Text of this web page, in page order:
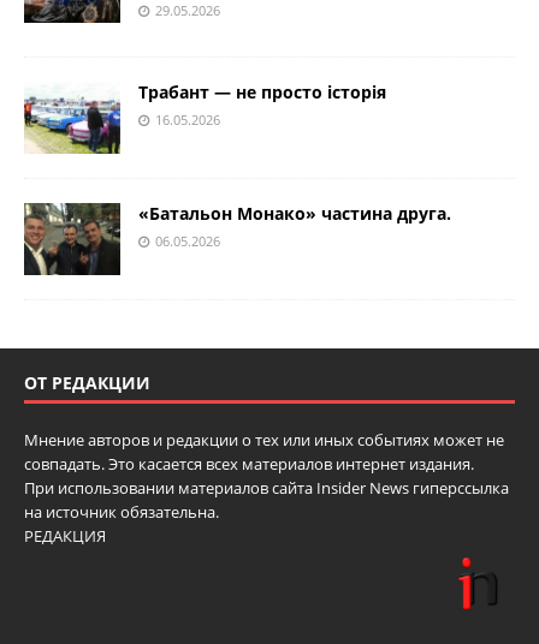
29.05.2026
Трабант — не просто історія
16.05.2026
«Батальон Монако» частина друга.
06.05.2026
ОТ РЕДАКЦИИ
Мнение авторов и редакции о тех или иных событиях может не
совпадать. Это касается всех материалов интернет издания.
При использовании материалов сайта Insider News гиперссылка
на источник обязательна.
РЕДАКЦИЯ